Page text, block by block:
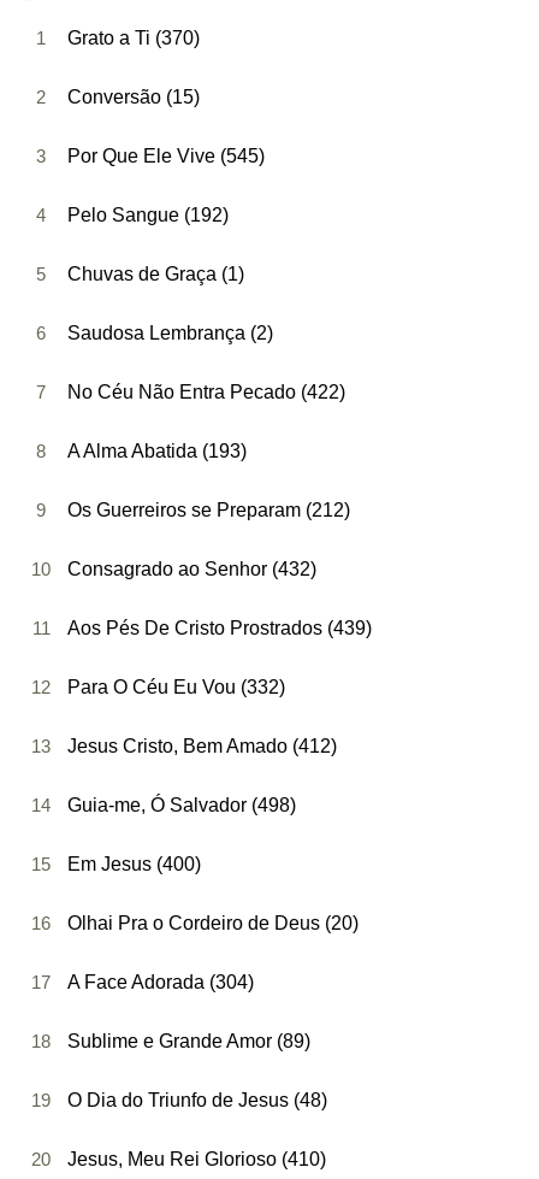
1 Grato a Ti (370)
2 Conversão (15)
3 Por Que Ele Vive (545)
4 Pelo Sangue (192)
5 Chuvas de Graça (1)
6 Saudosa Lembrança (2)
7 No Céu Não Entra Pecado (422)
8 A Alma Abatida (193)
9 Os Guerreiros se Preparam (212)
10 Consagrado ao Senhor (432)
11 Aos Pés De Cristo Prostrados (439)
12 Para O Céu Eu Vou (332)
13 Jesus Cristo, Bem Amado (412)
14 Guia-me, Ó Salvador (498)
15 Em Jesus (400)
16 Olhai Pra o Cordeiro de Deus (20)
17 A Face Adorada (304)
18 Sublime e Grande Amor (89)
19 O Dia do Triunfo de Jesus (48)
20 Jesus, Meu Rei Glorioso (410)